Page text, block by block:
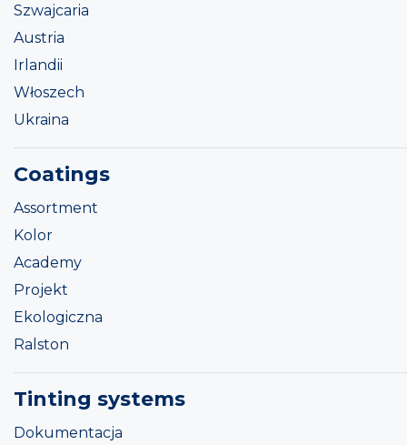
Szwajcaria
Austria
Irlandii
Włoszech
Ukraina
Coatings
Assortment
Kolor
Academy
Projekt
Ekologiczna
Ralston
Tinting systems
Dokumentacja